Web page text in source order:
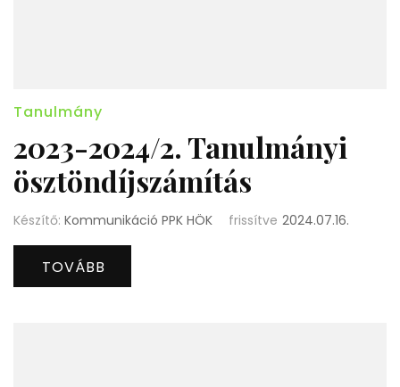
Tanulmány
2023-2024/2. Tanulmányi
ösztöndíjszámítás
Készítő: Kommunikáció PPK HÖK frissítve 2024.07.16.
TOVÁBB